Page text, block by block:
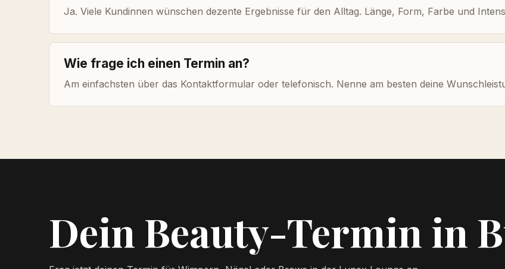
Ja. Viele Kundinnen wünschen dezente Ergebnisse für den Alltag. Länge, Form, Farbe und
Wie frage ich einen Termin an?
Am einfachsten über das Kontaktformular oder telefonisch. Nenne am besten deine
Dein Beauty-Termin in